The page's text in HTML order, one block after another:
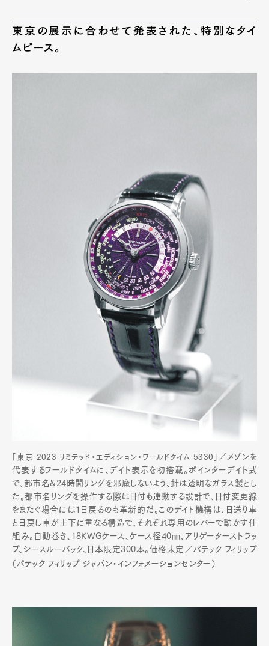
WatchFashion
Gourmet
CultureLifestyle
Contact
Pen Meet
Pen international Pen tw
東京の展示に合わせて発表された、特別なタイ
ムピース。
「東京 2023 リミテッド・エディション・ワールドタイム 5330」／ メゾンを
代表するワールドタイムに、デイト表示を初搭載。ポインターデイト式
で、都市名&24時間リングを邪魔しないよう、針は透明なガラス製とし
た。都市名リングを操作する際は日付も連動する設計で、日付変更線
をまたぐ場合には1日戻るのも革新的だ。このデイト機構は、日送り車
と日戻し車が上下に重なる構造で、それぞれ専用のレバーで動かす仕
組み。自動巻き、18KWGケース、ケース径40㎜、アリゲーターストラッ
プ、シースルーバック、日本限定300本。価格未定／パテック フィリップ
（パテック フィリップ ジャパン・インフォメーションセンター）